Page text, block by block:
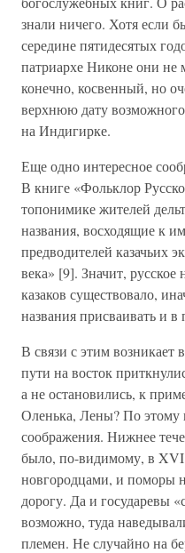
знали ничего. Хотя если
середине пятидесятых
патриархе Никоне они не
конечно, косвенный, но
верхнюю дату
на Индигирке.
Еще одно интересное
В книге «Фольклор
топонимике жителей
названия, восходящие к
предводителей казачьих
века» [9]. Значит, русское
казаков существовало,
названия присваивать и в
В связи с этим возникает
пути на восток
а не остановились, к
Оленька, Лены? По этому
соображения. Нижнее
было, по-видимому, в XVI
новгородцами, и поморы
дорогу. Да и государевы
возможно, туда
племен. Не случайно на